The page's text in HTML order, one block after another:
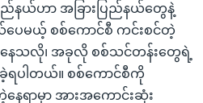
ည်နယ်ဟာ အခြားပြည်နယ်တွေနဲ့
ေမယ့် စစ်ကောင်စီ ကင်းစင်တဲ့
ရှိနေသလို၊ အခုလို စစ်သင်တန်းတွေရဲ့
ရပါတယ်။ စစ်ကောင်စီကို
ရာမှာ အားအကောင်းဆုံး